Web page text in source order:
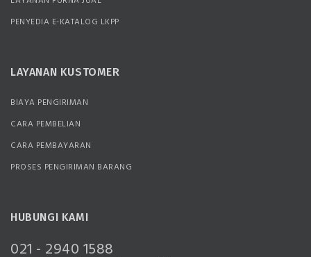
PENYEDIA E-KATALOG LKPP
LAYANAN KUSTOMER
BIAYA PENGIRIMAN
CARA PEMBELIAN
CARA PEMBAYARAN
PROSES PENGIRIMAN BARANG
HUBUNGI KAMI
021 - 2940 1588